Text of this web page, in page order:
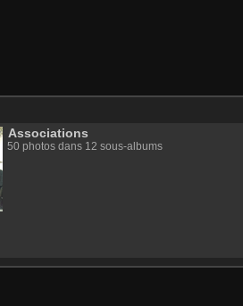
Associations
50 photos dans 12 sous-albums